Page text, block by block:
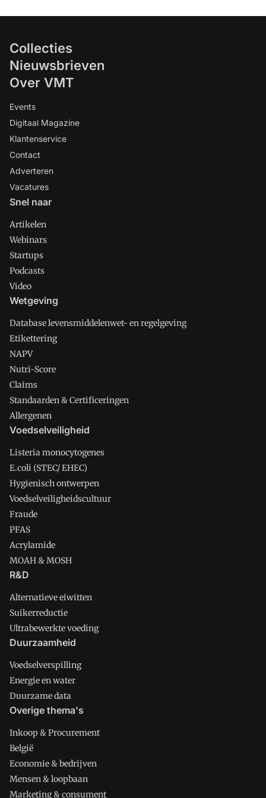
Collecties
Nieuwsbrieven
Over VMT
Events
Digitaal Magazine
Klantenservice
Contact
Adverteren
Vacatures
Snel naar
Artikelen
Webinars
Startups
Podcasts
Video
Wetgeving
Database levensmiddelenwet- en regelgeving
Etikettering
NAPV
Nutri-Score
Claims
Standaarden & Certificeringen
Allergenen
Voedselveiligheid
Listeria monocytogenes
E.coli (STEC/ EHEC)
Hygienisch ontwerpen
Voedselveiligheidscultuur
Fraude
PFAS
Acrylamide
MOAH & MOSH
R&D
Alternatieve eiwitten
Suikerreductie
Ultrabewerkte voeding
Duurzaamheid
Voedselverspilling
Energie en water
Duurzame data
Overige thema's
Inkoop & Procurement
België
Economie & bedrijven
Mensen & loopbaan
Marketing & consument